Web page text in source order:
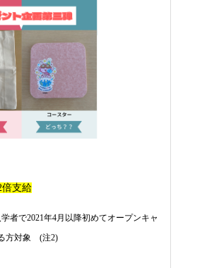
支給
者で2021年4月以降初めてオープンキャ
方対象 (注2)